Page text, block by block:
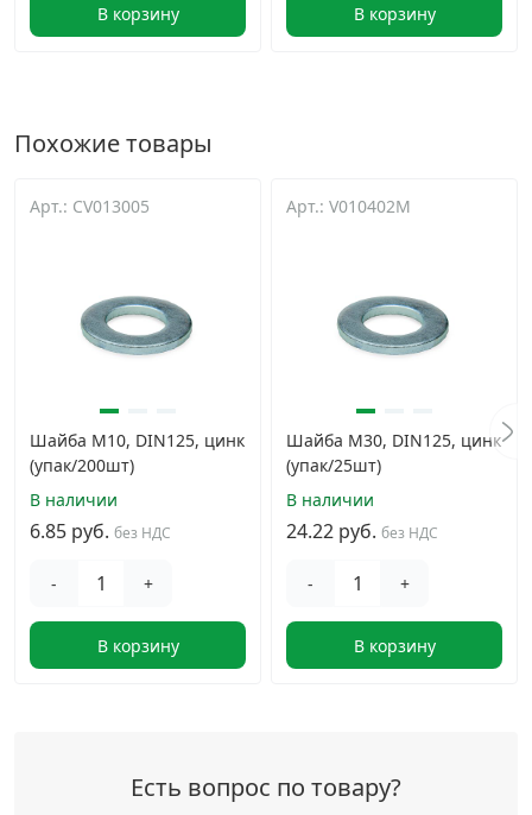
В корзину В корзину
Похожие товары
Арт.: CV013005
Шайба М10, DIN125, цинк
(упак/200шт)
В наличии
6.85 руб. без НДС
- +
В корзину
Арт.: V010402M
Шайба М30, DIN125, цинк
(упак/25шт)
В наличии
24.22 руб. без НДС
- +
В корзину
Есть вопрос по товару?